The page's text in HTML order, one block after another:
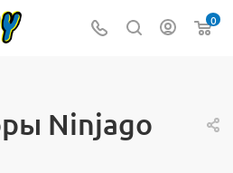
0
Ninjago